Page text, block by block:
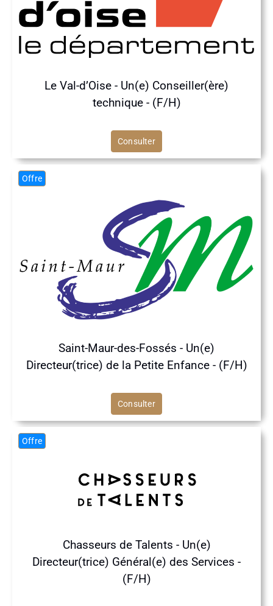
Le Val-d’Oise - Un(e) Conseiller(ère)
technique - (F/H)
Consulter
Offre
Saint-Maur-des-Fossés - Un(e)
Directeur(trice) de la Petite Enfance - (F/H)
Consulter
Offre
Chasseurs de Talents - Un(e)
Directeur(trice) Général(e) des Services -
(F/H)